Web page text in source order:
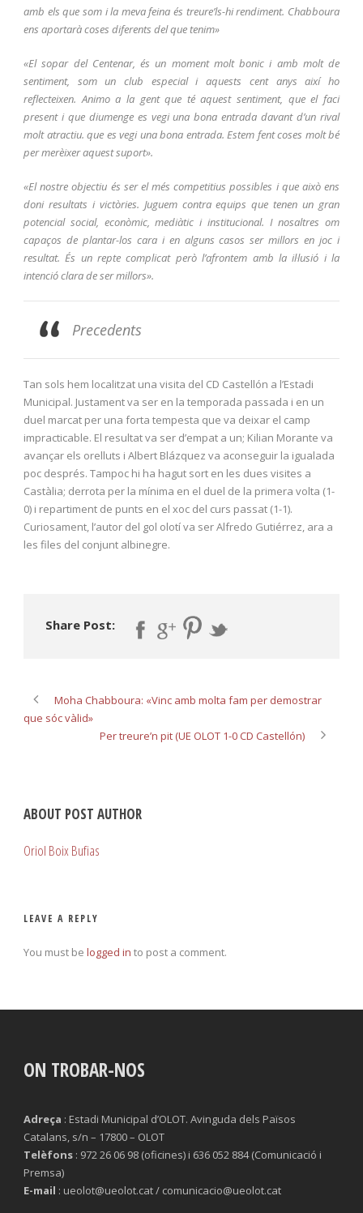
amb els que som i la meva feina és treure’ls-hi rendiment. Chabboura
ens aportarà coses diferents del que tenim»
«El sopar del Centenar, és un moment molt bonic i amb molt de
sentiment, som un club especial i aquests cent anys així ho
reflecteixen. Animo a la gent que té aquest sentiment, que el faci
present i que diumenge es vegi una bona entrada davant d’un rival
molt atractiu. que es vegi una bona entrada. Estem fent coses molt bé
per merèixer aquest suport».
«El nostre objectiu és ser el més competitius possibles i que això ens
doni resultats i victòries. Juguem contra equips que tenen un gran
potencial social, econòmic, mediàtic i institucional. I nosaltres om
capaços de plantar-los cara i en alguns casos ser millors en joc i
resultat. És un repte complicat però l’afrontem amb la il·lusió i la
intenció clara de ser millors».
Precedents
Tan sols hem localitzat una visita del CD Castellón a l’Estadi
Municipal. Justament va ser en la temporada passada i en un
duel marcat per una forta tempesta que va deixar el camp
impracticable. El resultat va ser d’empat a un; Kilian Morante va
avançar els orelluts i Albert Blázquez va aconseguir la igualada
poc després. Tampoc hi ha hagut sort en les dues visites a
Castàlia; derrota per la mínima en el duel de la primera volta (1-
0) i repartiment de punts en el xoc del curs passat (1-1).
Curiosament, l’autor del gol olotí va ser Alfredo Gutiérrez, ara a
les files del conjunt albinegre.
Share Post:
Moha Chabboura: «Vinc amb molta fam per demostrar
que sóc vàlid»
Per treure’n pit (UE OLOT 1-0 CD Castellón)
ABOUT POST AUTHOR
Oriol Boix Bufias
LEAVE A REPLY
You must be logged in to post a comment.
ON TROBAR-NOS
Adreça : Estadi Municipal d’OLOT. Avinguda dels Països
Catalans, s/n – 17800 – OLOT
Telèfons : 972 26 06 98 (oficines) i 636 052 884 (Comunicació i
Premsa)
E-mail : ueolot@ueolot.cat / comunicacio@ueolot.cat